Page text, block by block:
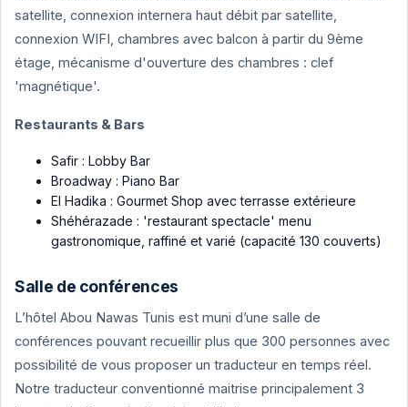
satellite, connexion internera haut débit par satellite,
connexion WIFI, chambres avec balcon à partir du 9ème
étage, mécanisme d'ouverture des chambres : clef
'magnétique'.
Restaurants & Bars
Safir : Lobby Bar
Broadway : Piano Bar
El Hadika : Gourmet Shop avec terrasse extérieure
Shéhérazade : 'restaurant spectacle' menu
gastronomique, raffiné et varié (capacité 130 couverts)
Salle de conférences
L’hôtel Abou Nawas Tunis est muni d’une salle de
conférences pouvant recueillir plus que 300 personnes avec
possibilité de vous proposer un traducteur en temps réel.
Notre traducteur conventionné maitrise principalement 3